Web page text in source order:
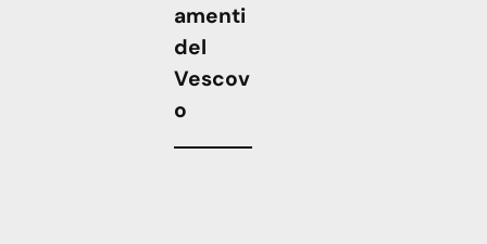
amenti
del
Vescov
o